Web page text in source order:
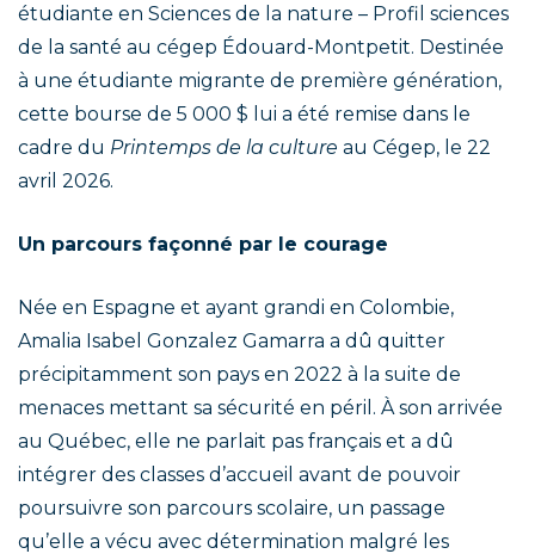
étudiante en Sciences de la nature – Profil sciences
de la santé au cégep Édouard-Montpetit. Destinée
à une étudiante migrante de première génération,
cette bourse de 5 000 $ lui a été remise dans le
cadre du Printemps de la culture au Cégep, le 22
avril 2026.
Un parcours façonné par le courage
Née en Espagne et ayant grandi en Colombie,
Amalia Isabel Gonzalez Gamarra a dû quitter
précipitamment son pays en 2022 à la suite de
menaces mettant sa sécurité en péril. À son arrivée
au Québec, elle ne parlait pas français et a dû
intégrer des classes d’accueil avant de pouvoir
poursuivre son parcours scolaire, un passage
qu’elle a vécu avec détermination malgré les